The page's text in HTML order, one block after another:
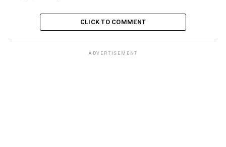
CLICK TO COMMENT
ADVERTISEMENT